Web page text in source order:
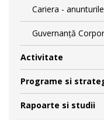
Cariera -
Guvernanță
Activitate
Programe si
Rapoarte si studii